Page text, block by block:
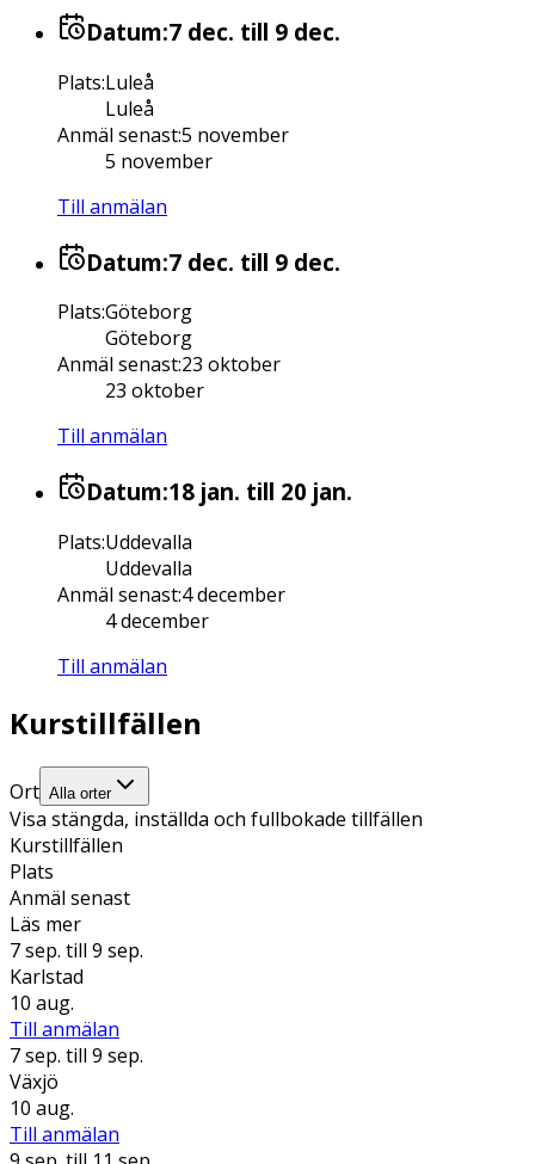
Datum:7 dec. till 9 dec.
Plats:Luleå
Luleå
Anmäl senast:5 november
5 november
Till anmälan
Datum:7 dec. till 9 dec.
Plats:Göteborg
Göteborg
Anmäl senast:23 oktober
23 oktober
Till anmälan
Datum:18 jan. till 20 jan.
Plats:Uddevalla
Uddevalla
Anmäl senast:4 december
4 december
Till anmälan
Kurstillfällen
Ort Alla orter
Visa stängda, inställda och fullbokade tillfällen
Kurstillfällen
Plats
Anmäl senast
Läs mer
7 sep. till 9 sep.
Karlstad
10 aug.
Till anmälan
7 sep. till 9 sep.
Växjö
10 aug.
Till anmälan